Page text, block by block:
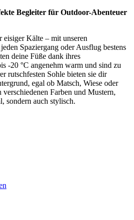
Begleiter für Outdoor-Abenteuer
eisiger Kälte – mit unseren
Spaziergang oder Ausflug bestens
deine Füße dank ihres
-20 °C angenehm warm und sind zu
rutschfesten Sohle bieten sie dir
egal ob Matsch, Wiese oder
Farben und Mustern,
sondern auch stylisch.